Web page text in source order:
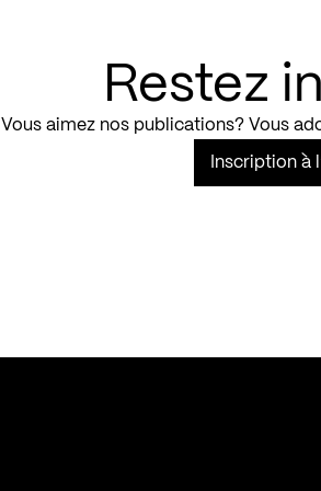
Restez
Vous aimez nos publications? Vous
Inscription à